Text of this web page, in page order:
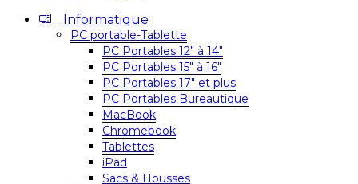
Informatique
PC portable-Tablette
PC Portables 12″ à 14″
PC Portables 15″ à 16″
PC Portables 17″ et plus
PC Portables Bureautique
MacBook
Chromebook
Tablettes
iPad
Sacs & Housses